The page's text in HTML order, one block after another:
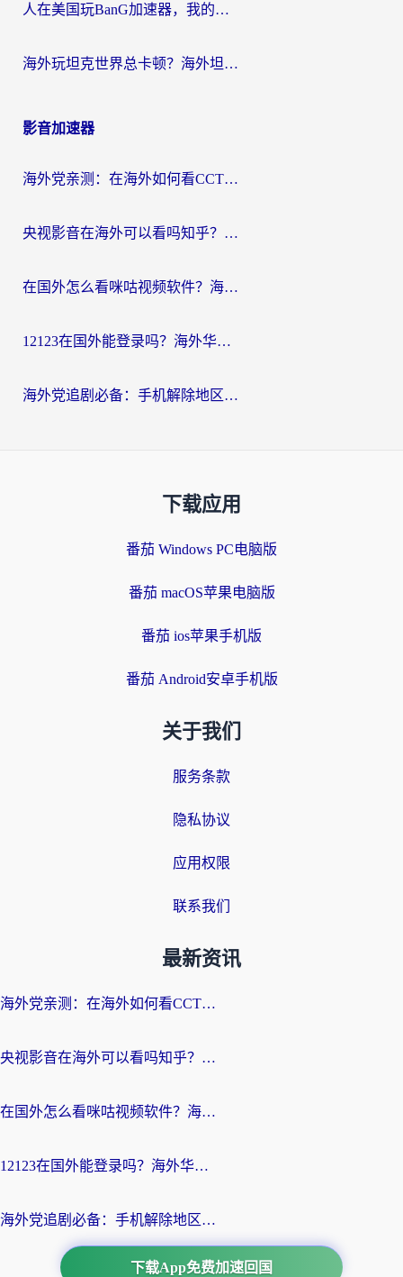
人在美国玩BanG加速器，我的延迟终于绿了
海外玩坦克世界总卡顿？海外坦克世界加速器有哪些？实测好用的选择在这里
影音加速器
海外党亲测：在海外如何看CCTV？告别“仅限大陆播放”的实用指南
央视影音在海外可以看吗知乎？留学生亲测：3步解决地域限制+追剧自由
在国外怎么看咪咕视频软件？海外党亲测有效的回国加速方案
12123在国外能登录吗？海外华人必看的回国加速实用指南
海外党追剧必备：手机解除地区限制app怎么选？解决央视视频&国内剧地区限制全指南
下载应用
番茄 Windows PC电脑版
番茄 macOS苹果电脑版
番茄 ios苹果手机版
番茄 Android安卓手机版
关于我们
服务条款
隐私协议
应用权限
联系我们
最新资讯
海外党亲测：在海外如何看CCTV？告别“仅限大陆播放”的实用指南
央视影音在海外可以看吗知乎？留学生亲测：3步解决地域限制+追剧自由
在国外怎么看咪咕视频软件？海外党亲测有效的回国加速方案
12123在国外能登录吗？海外华人必看的回国加速实用指南
海外党追剧必备：手机解除地区限制app怎么选？解决央视视频&国内剧地区限制全指南
下载App免费加速回国